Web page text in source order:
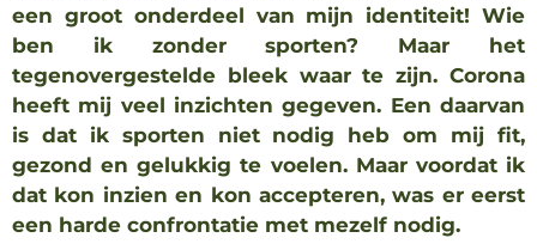
een groot onderdeel van mijn identiteit! Wie
ben ik zonder sporten? Maar het
tegenovergestelde bleek waar te zijn. Corona
heeft mij veel inzichten gegeven. Een daarvan
is dat ik sporten niet nodig heb om mij fit,
gezond en gelukkig te voelen. Maar voordat ik
dat kon inzien en kon accepteren, was er eerst
een harde confrontatie met mezelf nodig.